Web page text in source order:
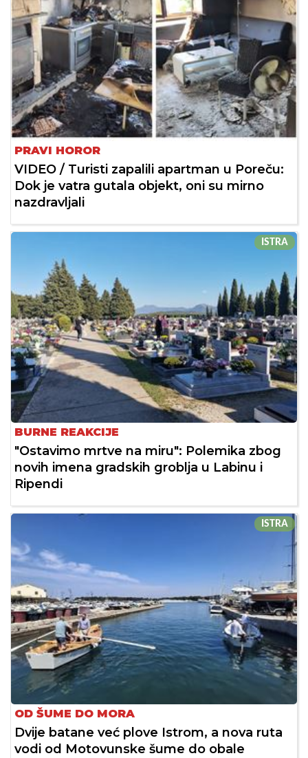
PRAVI HOROR
VIDEO / Turisti zapalili apartman u Poreču:
Dok je vatra gutala objekt, oni su mirno
nazdravljali
ISTRA
BURNE REAKCIJE
"Ostavimo mrtve na miru": Polemika zbog
novih imena gradskih groblja u Labinu i
Ripendi
ISTRA
OD ŠUME DO MORA
Dvije batane već plove Istrom, a nova ruta
vodi od Motovunske šume do obale